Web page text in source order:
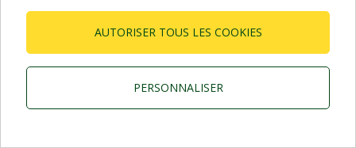
AUTORISER TOUS LES COOKIES
PERSONNALISER